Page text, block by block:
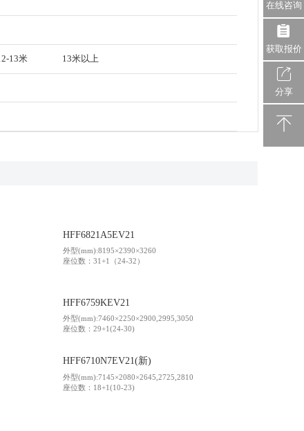
在线咨询
获取报价
分享
13米 13米以上
HFF6821A5EV21
外型(mm):8195×2390×3260
座位数：31+1（24-32）
HFF6759KEV21
外型(mm):7460×2250×2900,2995,3050
座位数：29+1(24-30)
HFF6710N7EV21(新)
外型(mm):7145×2080×2645,2725,2810
座位数：18+1(10-23)